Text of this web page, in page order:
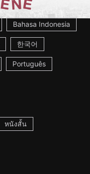
Bahasa Indonesia
한국어
Português
หนังสั้น